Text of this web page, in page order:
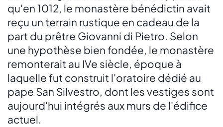
qu'en 1012, le monastère bénédictin avait
reçu un terrain rustique en cadeau de la
part du prêtre Giovanni di Pietro. Selon
une hypothèse bien fondée, le monastère
remonterait au IVe siècle, époque à
laquelle fut construit l'oratoire dédié au
pape San Silvestro, dont les vestiges sont
aujourd'hui intégrés aux murs de l'édifice
actuel.